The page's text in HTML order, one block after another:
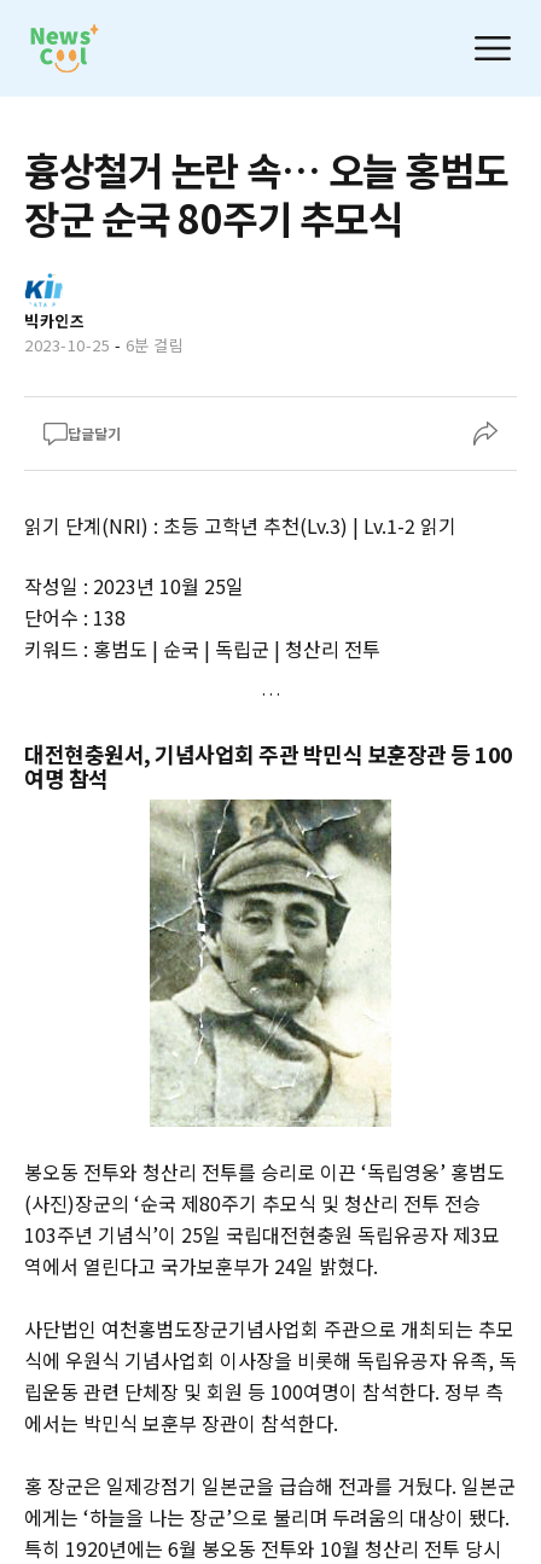
흉상철거 논란 속… 오늘 홍범도
장군 순국 80주기 추모식
빅카인즈
2023-10-25 - 6분 걸림
답글달기
읽기 단계(NRI) : 초등 고학년 추천(Lv.3) | Lv.1-2 읽기
작성일 : 2023년 10월 25일
단어수 : 138
키워드 : 홍범도 | 순국 | 독립군 | 청산리 전투
대전현충원서, 기념사업회 주관 박민식 보훈장관 등 100
여명 참석
봉오동 전투와 청산리 전투를 승리로 이끈 ‘독립영웅’ 홍범도
(사진)장군의 ‘순국 제80주기 추모식 및 청산리 전투 전승
103주년 기념식’이 25일 국립대전현충원 독립유공자 제3묘
역에서 열린다고 국가보훈부가 24일 밝혔다.
사단법인 여천홍범도장군기념사업회 주관으로 개최되는 추모
식에 우원식 기념사업회 이사장을 비롯해 독립유공자 유족, 독
립운동 관련 단체장 및 회원 등 100여명이 참석한다. 정부 측
에서는 박민식 보훈부 장관이 참석한다.
홍 장군은 일제강점기 일본군을 급습해 전과를 거뒀다. 일본군
에게는 ‘하늘을 나는 장군’으로 불리며 두려움의 대상이 됐다.
특히 1920년에는 6월 봉오동 전투와 10월 청산리 전투 당시